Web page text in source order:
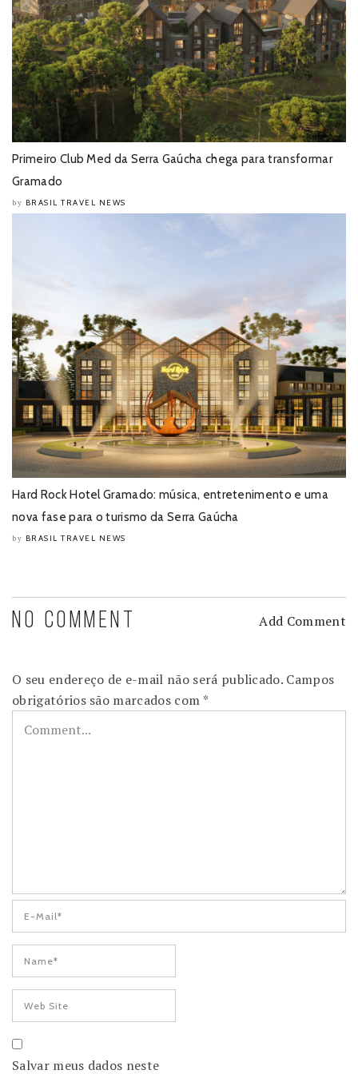
Primeiro Club Med da Serra Gaúcha chega para transformar
Gramado
by BRASIL TRAVEL NEWS
Hard Rock Hotel Gramado: música, entretenimento e uma
nova fase para o turismo da Serra Gaúcha
by BRASIL TRAVEL NEWS
NO COMMENT Add Comment
O seu endereço de e-mail não será publicado. Campos
obrigatórios são marcados com *
Salvar meus dados neste